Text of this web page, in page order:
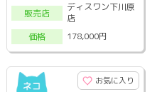
販売店
ディスワン下川原
店
価格
178,000円
お気に入り